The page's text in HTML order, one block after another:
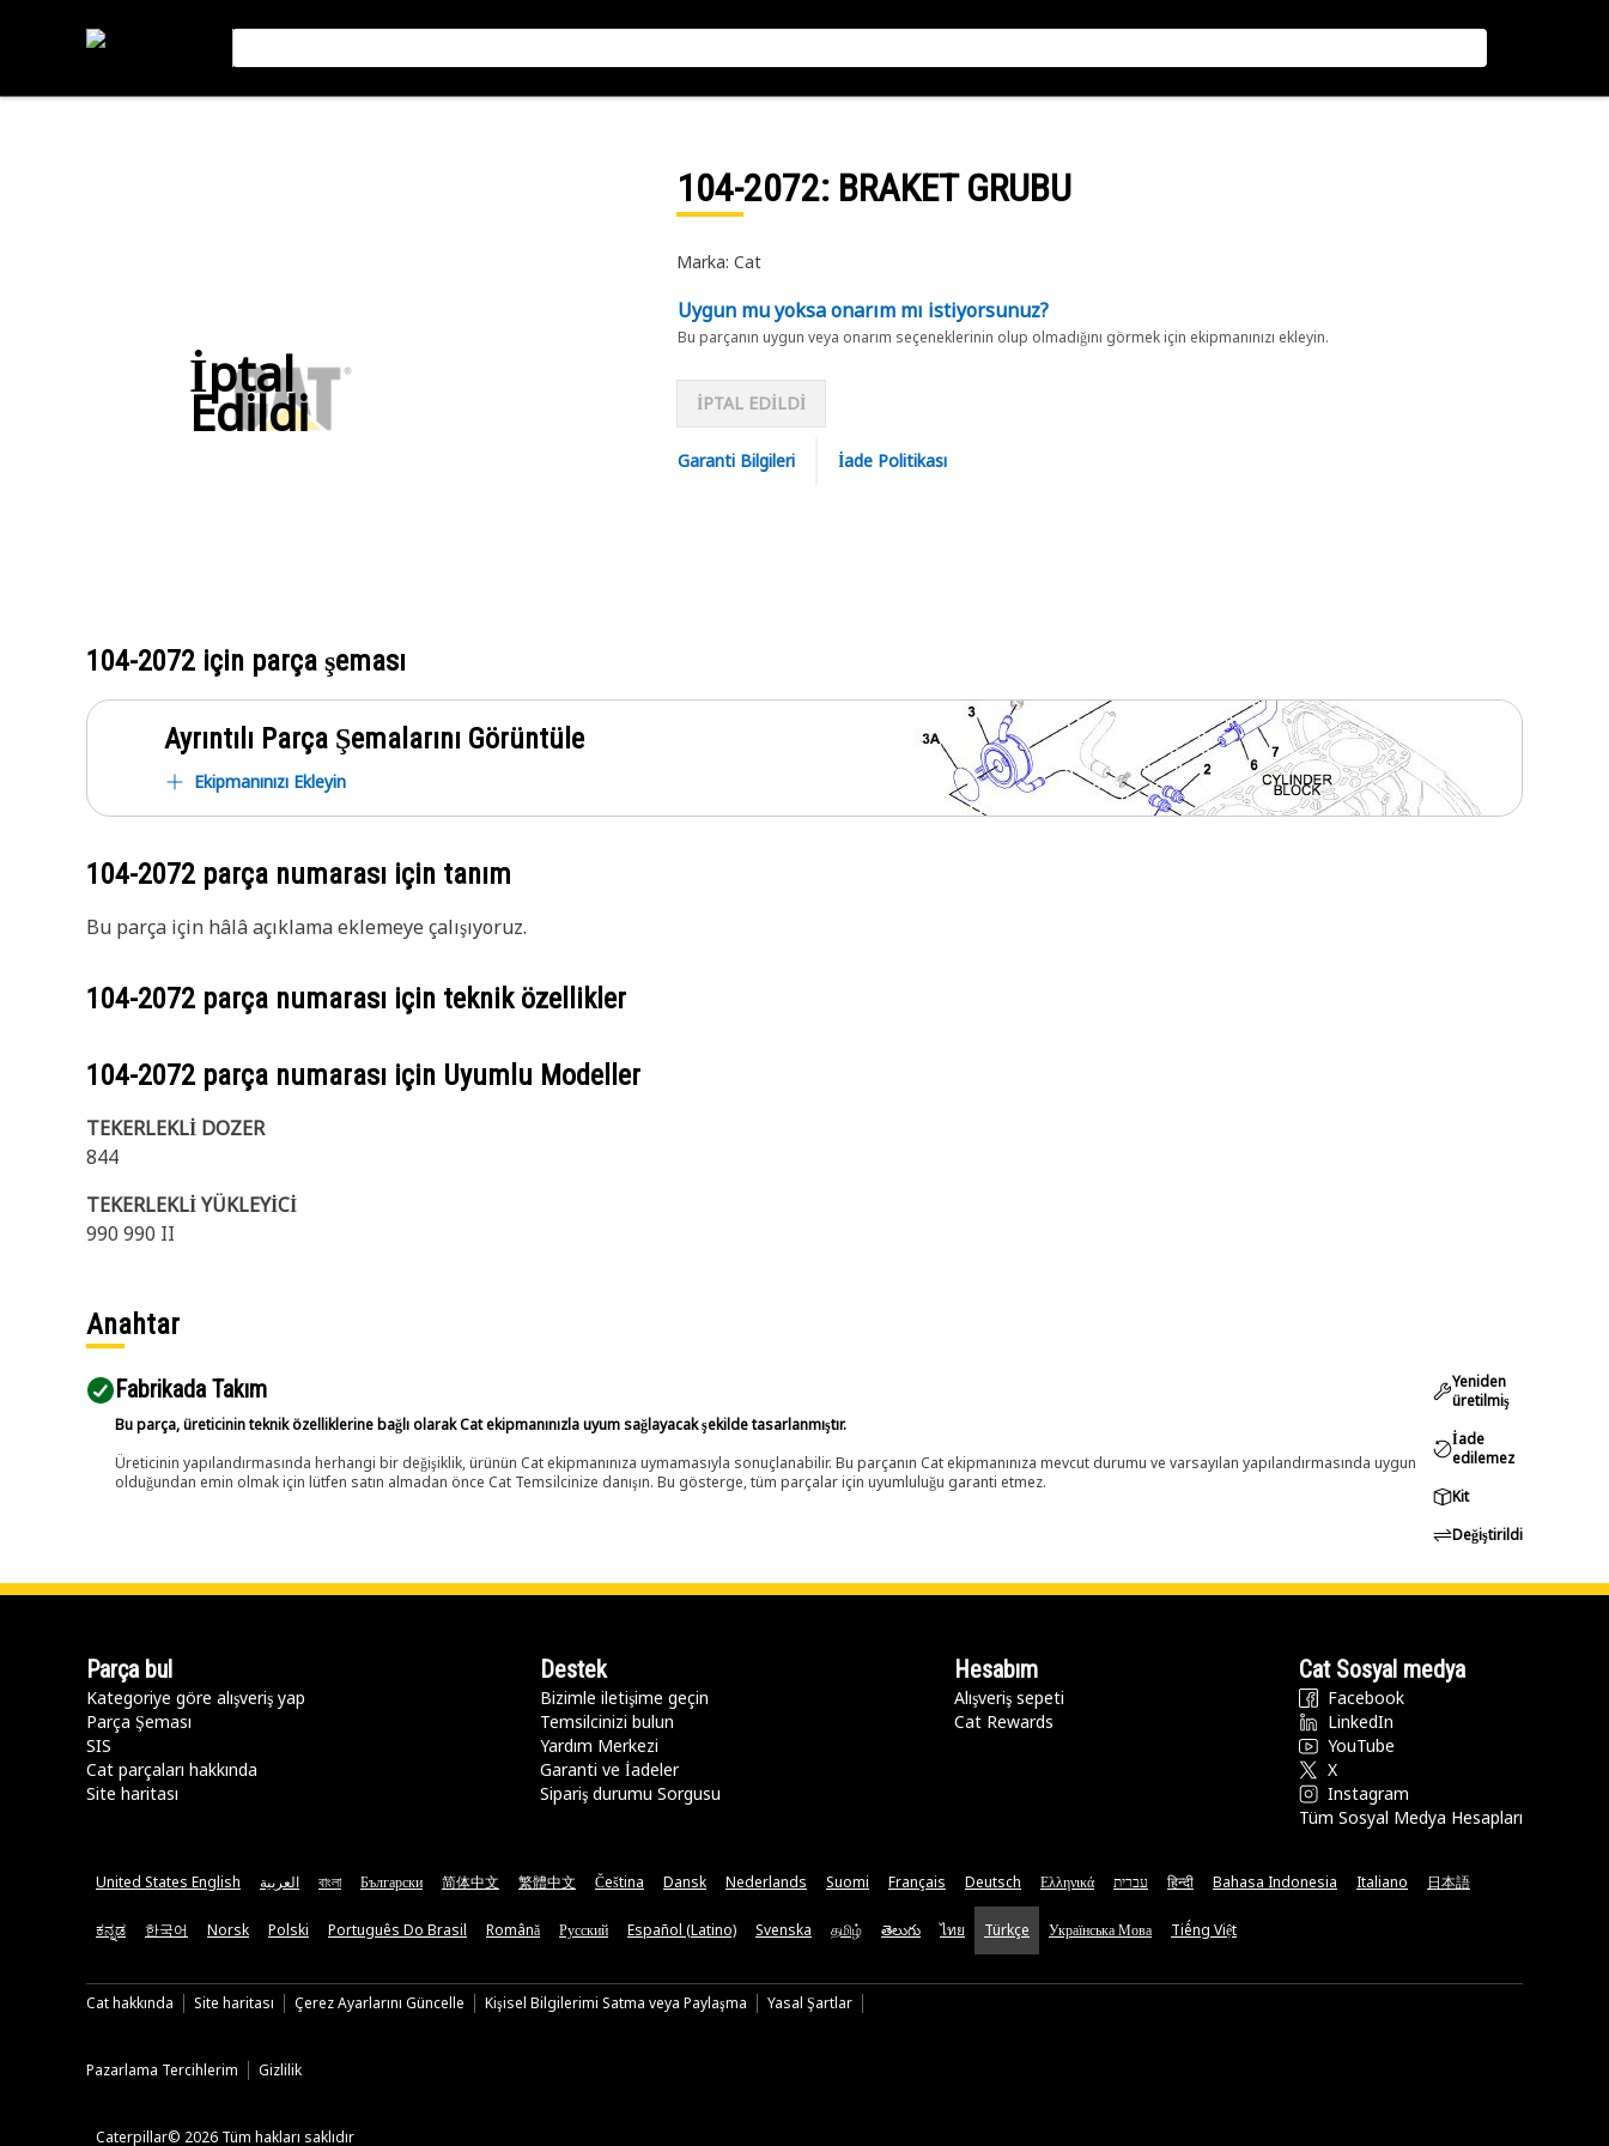
İptal
Edildi
104-2072: BRAKET GRUBU
Marka: Cat
Uygun mu yoksa onarım mı istiyorsunuz?
Bu parçanın uygun veya onarım seçeneklerinin olup olmadığını görmek için ekipmanınızı ekleyin.
İPTAL EDİLDİ
Garanti Bilgileri İade Politikası
104-2072 için parça şeması
Ayrıntılı Parça Şemalarını Görüntüle
Ekipmanınızı Ekleyin
104-2072 parça numarası için tanım
Bu parça için hâlâ açıklama eklemeye çalışıyoruz.
104-2072 parça numarası için teknik özellikler
104-2072 parça numarası için Uyumlu Modeller
TEKERLEKLİ DOZER
844
TEKERLEKLİ YÜKLEYİCİ
990 990 II
Anahtar
Fabrikada Takım
Bu parça, üreticinin teknik özelliklerine bağlı olarak Cat ekipmanınızla uyum sağlayacak şekilde tasarlanmıştır.
Üreticinin yapılandırmasında herhangi bir değişiklik, ürünün Cat ekipmanınıza uymamasıyla sonuçlanabilir. Bu parçanın Cat ekipmanınıza mevcut durumu ve varsayılan yapılandırmasında uygun
olduğundan emin olmak için lütfen satın almadan önce Cat Temsilcinize danışın. Bu gösterge, tüm parçalar için uyumluluğu garanti etmez.
Yeniden
üretilmiş
İade
edilemez
Kit
Değiştirildi
Parça bul
Kategoriye göre alışveriş yap
Parça Şeması
SIS
Cat parçaları hakkında
Site haritası
Destek
Bizimle iletişime geçin
Temsilcinizi bulun
Yardım Merkezi
Garanti ve İadeler
Sipariş durumu Sorgusu
Hesabım
Alışveriş sepeti
Cat Rewards
Cat Sosyal medya
Facebook
LinkedIn
YouTube
X
Instagram
Tüm Sosyal Medya Hesapları
United States English العربية বাংলা Български 简体中文 繁體中文 Čeština Dansk Nederlands Suomi Français Deutsch Ελληνικά עברית हिन्दी Bahasa Indonesia Italiano 日本語
ಕನ್ನಡ 한국어 Norsk Polski Português Do Brasil Română Русский Español (Latino) Svenska தமிழ் తెలుగు ไทย Türkçe Українська Мова Tiếng Việt
Cat hakkında Site haritası Çerez Ayarlarını Güncelle Kişisel Bilgilerimi Satma veya Paylaşma Yasal Şartlar
Pazarlama Tercihlerim Gizlilik
Caterpillar© 2026 Tüm hakları saklıdır